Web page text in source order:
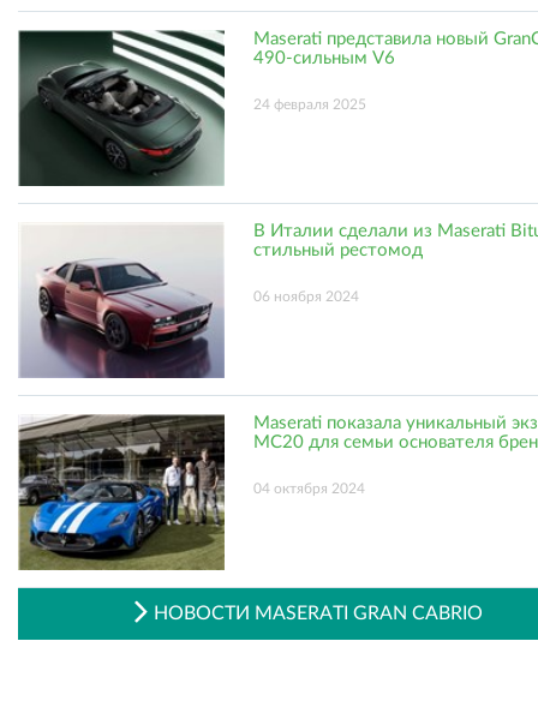
Maserati представила новый
490-сильным V6
24 февраля 2025
В Италии сделали из Maserati
стильный рестомод
06 ноября 2024
Maserati показала уникальный
MC20 для семьи основателя
04 октября 2024
НОВОСТИ MASERATI GRAN CABRIO